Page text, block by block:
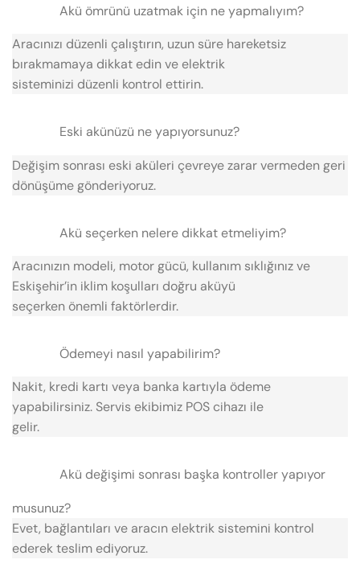
Akü ömrünü uzatmak için ne yapmalıyım?
Aracınızı düzenli çalıştırın, uzun süre hareketsiz
bırakmamaya dikkat edin ve elektrik
sisteminizi düzenli kontrol ettirin.
Eski akünüzü ne yapıyorsunuz?
Değişim sonrası eski aküleri çevreye zarar vermeden geri
dönüşüme gönderiyoruz.
Akü seçerken nelere dikkat etmeliyim?
Aracınızın modeli, motor gücü, kullanım sıklığınız ve
Eskişehir’in iklim koşulları doğru aküyü
seçerken önemli faktörlerdir.
Ödemeyi nasıl yapabilirim?
Nakit, kredi kartı veya banka kartıyla ödeme
yapabilirsiniz. Servis ekibimiz POS cihazı ile
gelir.
Akü değişimi sonrası başka kontroller yapıyor
musunuz?
Evet, bağlantıları ve aracın elektrik sistemini kontrol
ederek teslim ediyoruz.